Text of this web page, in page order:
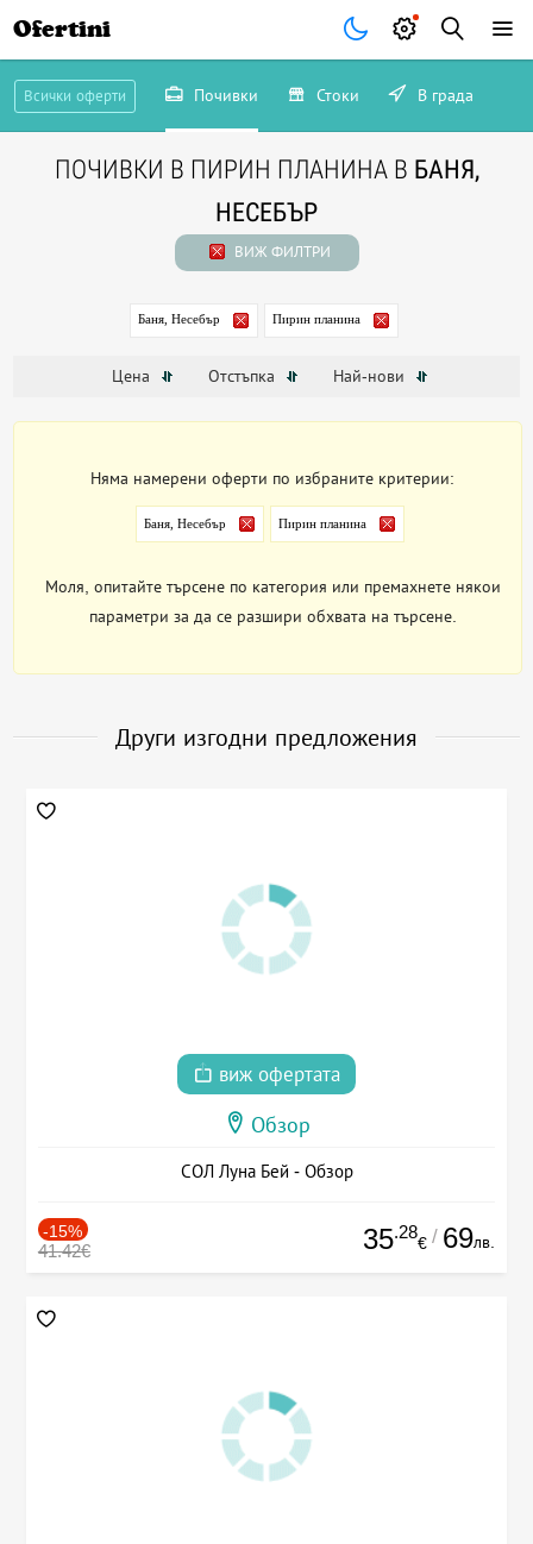
Ofertini
Всички оферти Почивки Стоки В града
ПОЧИВКИ В ПИРИН ПЛАНИНА В БАНЯ,
НЕСЕБЪР
ВИЖ ФИЛТРИ
Баня, Несебър Пирин планина
Цена Отстъпка Най-нови
Няма намерени оферти по избраните критерии:
Баня, Несебър Пирин планина
Моля, опитайте търсене по категория или премахнете някои
параметри за да се разшири обхвата на търсене.
Други изгодни предложения
виж офертата
Обзор
СОЛ Луна Бей - Обзор
-15%
41.42€ 35.28
€ / 69лв.